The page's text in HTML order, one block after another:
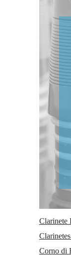
Clarinete
Corno di